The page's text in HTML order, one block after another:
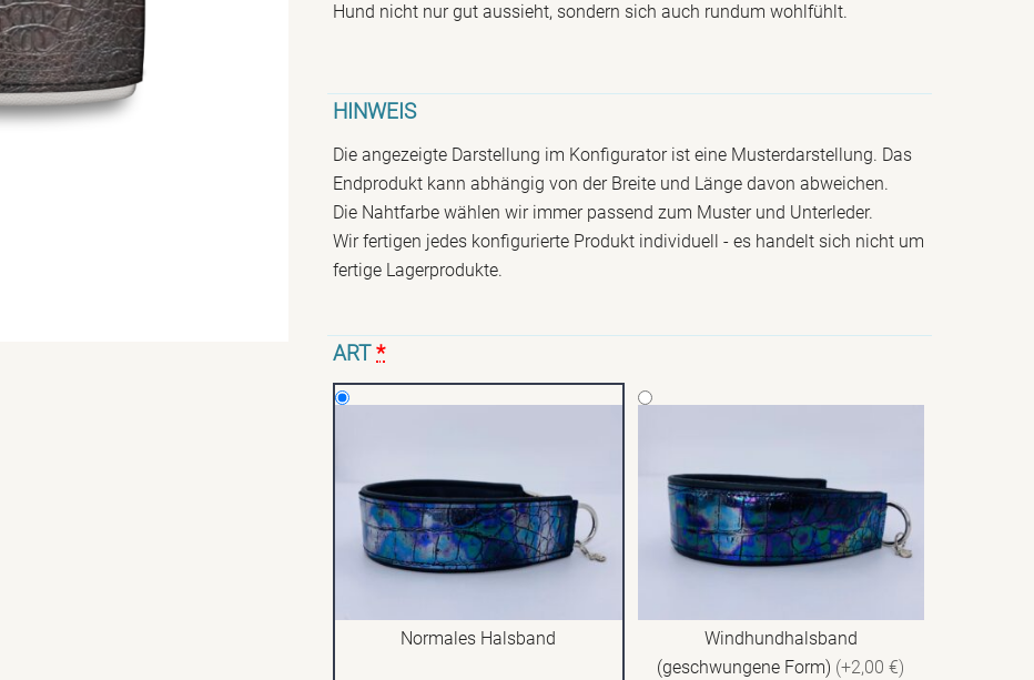
Hund nicht nur gut aussieht, sondern sich auch rundum wohlfühlt.
HINWEIS
Die angezeigte Darstellung im Konfigurator ist eine Musterdarstellung. Das
Endprodukt kann abhängig von der Breite und Länge davon abweichen.
Die Nahtfarbe wählen wir immer passend zum Muster und Unterleder.
Wir fertigen jedes konfigurierte Produkt individuell - es handelt sich nicht um
fertige Lagerprodukte.
ART *
Normales Halsband
Windhundhalsband
(geschwungene Form) (+2,00 €)